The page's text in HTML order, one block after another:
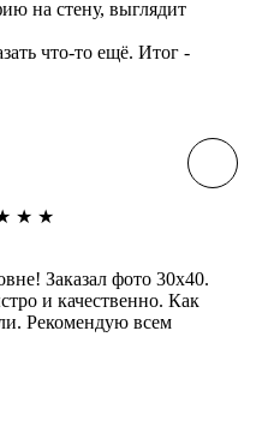
на стену, выглядит
что-то ещё. Итог -
★ ★
Заказал фото 30х40.
и качественно. Как
Рекомендую всем